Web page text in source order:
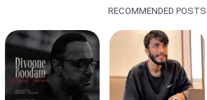
RECOMMENDED POSTS